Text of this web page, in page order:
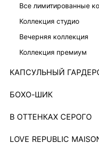
все лимитированные
коллекция студио
вечерняя коллекция
коллекция премиум
КАПСУЛЬНЫЙ
БОХО-ШИК
В ОТТЕНКАХ СЕРОГО
LOVE REPUBLIC
ТРИКОТАЖНОЕ ПЛАТЬЕ МИДИ